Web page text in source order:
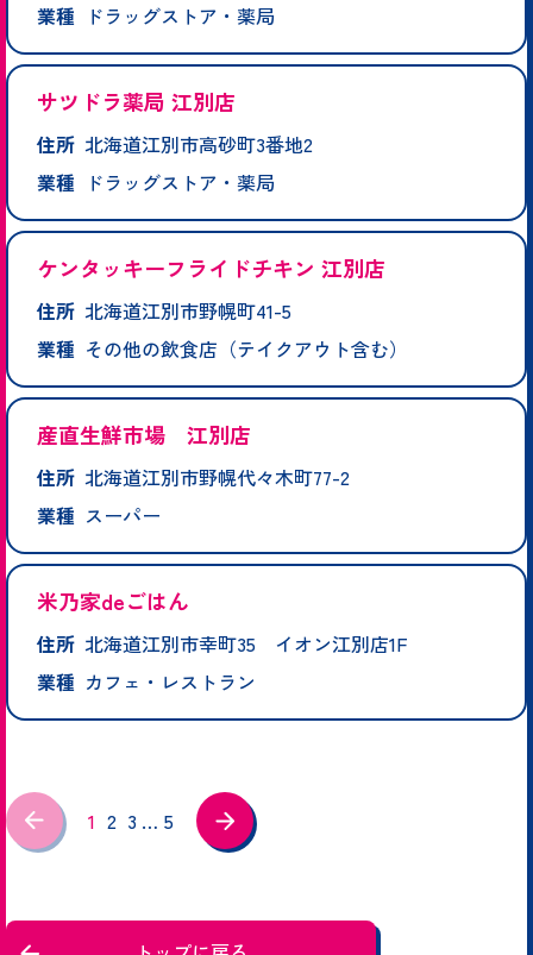
業種
ドラッグストア・薬局
サツドラ薬局 江別店
住所 北海道江別市高砂町3番地2
業種
ドラッグストア・薬局
ケンタッキーフライドチキン 江別店
住所 北海道江別市野幌町41-5
業種 その他の飲食店（テイクアウト含む）
産直生鮮市場 江別店
住所 北海道江別市野幌代々木町77-2
業種 スーパー
米乃家deごはん
住所 北海道江別市幸町35 イオン江別店1F
業種 カフェ・レストラン
1 2 3 … 5